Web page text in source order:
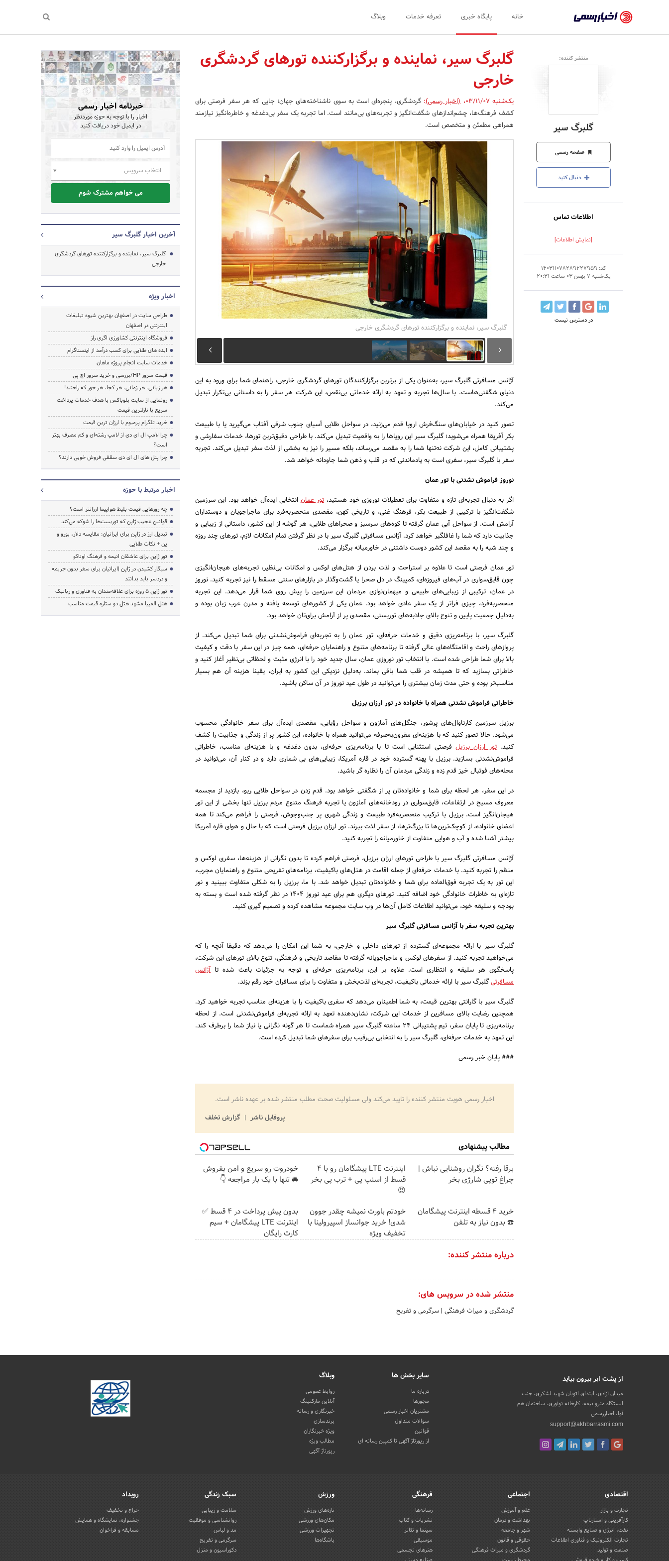
رسمی
-
اخبار
شرکت‌ها،
سازمان‌ها
و
روابط
عمومی‌ها
خانه پایگاه خبری تعرفه خدمات وبلاگ
منتشر کننده:
گلبرگ سیر
صفحه رسمی
دنبال کنید
اطلاعات تماس
[نمایش اطلاعات]
کد: 140311078289227959
یک‌شنبه 7 بهمن 03 ساعت 20:31
در دسترس نیست
گلبرگ سیر، نماینده و برگزارکننده تورهای گردشگری
خارجی
یک‌شنبه 03/11/07 ،(اخبار رسمی):گردشگری، پنجره‌ای است به سوی ناشناخته‌های جهان؛ جایی که هر سفر فرصتی برای
کشف فرهنگ‌ها، چشم‌اندازهای شگفت‌انگیز و تجربه‌های بی‌مانند است. اما تجربه یک سفر بی‌دغدغه و خاطره‌انگیز نیازمند
همراهی مطمئن و متخصص است.
گلبرگ سیر، نماینده و برگزارکننده تورهای گردشگری خارجی
آژانس مسافرتی گلبرگ سیر، به‌عنوان یکی از برترین برگزارکنندگان تورهای گردشگری خارجی، راهنمای شما برای ورود به این
دنیای شگفتی‌هاست. با سال‌ها تجربه و تعهد به ارائه خدماتی بی‌نقص، این شرکت هر سفر را به داستانی بی‌تکرار تبدیل
می‌کند.
تصور کنید در خیابان‌های سنگ‌فرش اروپا قدم می‌زنید، در سواحل طلایی آسیای جنوب شرقی آفتاب می‌گیرید یا با طبیعت
بکر آفریقا همراه می‌شوید؛ گلبرگ سیر این رویاها را به واقعیت تبدیل می‌کند. با طراحی دقیق‌ترین تورها، خدمات سفارشی و
پشتیبانی کامل، این شرکت نه‌تنها شما را به مقصد می‌رساند، بلکه مسیر را نیز به بخشی از لذت سفر تبدیل می‌کند. تجربه
سفر با گلبرگ سیر، سفری است به یادماندنی که در قلب و ذهن شما جاودانه خواهد شد.
نوروز فراموش نشدنی با تور عمان
اگر به دنبال تجربه‌ای تازه و متفاوت برای تعطیلات نوروزی خود هستید،تور عمانانتخابی ایده‌آل خواهد بود. این سرزمین
شگفت‌انگیز با ترکیبی از طبیعت بکر، فرهنگ غنی، و تاریخی کهن، مقصدی منحصر‌به‌فرد برای ماجراجویان و دوستداران
آرامش است. از سواحل آبی عمان گرفته تا کوه‌های سرسبز و صحراهای طلایی، هر گوشه از این کشور، داستانی از زیبایی و
جذابیت دارد که شما را غافلگیر خواهد کرد. آژانس مسافرتی گلبرگ سیر با در نظر گرفتن تمام امکانات لازم، تورهای چند روزه
و چند شبه را به مقصد این کشور دوست داشتنی در خاورمیانه برگزار می‌کند.
تور عمان فرصتی است تا علاوه بر استراحت و لذت بردن از هتل‌های لوکس و امکانات بی‌نظیر، تجربه‌های هیجان‌انگیزی
چون قایق‌سواری در آب‌های فیروزه‌ای، کمپینگ در دل صحرا یا گشت‌وگذار در بازارهای سنتی مسقط را نیز تجربه کنید. نوروز
در عمان، ترکیبی از زیبایی‌های طبیعی و میهمان‌نوازی مردمان این سرزمین را پیش روی شما قرار می‌دهد. این تجربه
منحصربه‌فرد، چیزی فراتر از یک سفر عادی خواهد بود. عمان یکی از کشورهای توسعه یافته و مدرن عرب زبان بوده و
به‌دلیل جمعیت پایین و تنوع بالای جاذبه‌های توریستی، مقصدی پر از آرامش برای‌تان خواهد بود.
گلبرگ سیر، با برنامه‌ریزی دقیق و خدمات حرفه‌ای، تور عمان را به تجربه‌ای فراموش‌نشدنی برای شما تبدیل می‌کند. از
پروازهای راحت و اقامتگاه‌های عالی گرفته تا برنامه‌های متنوع و راهنمایان حرفه‌ای، همه چیز در این سفر با دقت و کیفیت
بالا برای شما طراحی شده است. با انتخاب تور نوروزی عمان، سال جدید خود را با انرژی مثبت و لحظاتی بی‌نظیر آغاز کنید و
خاطراتی بسازید که تا همیشه در قلب شما باقی بماند. به‌دلیل نزدیکی این کشور به ایران، یقینا هزینه آن هم بسیار
مناسب‌تر بوده و حتی مدت زمان بیشتری را می‌توانید در طول عید نوروز در آن ساکن باشید.
خاطراتی فراموش نشدنی همراه با خانواده در تور ارزان برزیل
برزیل سرزمین کارناوال‌های پرشور، جنگل‌های آمازون و سواحل رؤیایی، مقصدی ایده‌آل برای سفر خانوادگی محسوب
می‌شود. حالا تصور کنید که با هزینه‌ای مقرون‌به‌صرفه می‌توانید همراه با خانواده، این کشور پر از زندگی و جذابیت را کشف
کنید.تور ارزان برزیل فرصتی استثنایی است تا با برنامه‌ریزی حرفه‌ای، بدون دغدغه و با هزینه‌ای مناسب، خاطراتی
فراموش‌نشدنی بسازید. برزیل با پهنه گسترده خود در قاره آمریکا، زیبایی‌های بی شماری دارد و در کنار آن، می‌توانید در
محله‌های فوتبال خیز قدم زده و زندگی مردمان آن را نظاره گر باشید.
در این سفر، هر لحظه برای شما و خانواده‌تان پر از شگفتی خواهد بود. قدم زدن در سواحل طلایی ریو، بازدید از مجسمه
معروف مسیح در ارتفاعات، قایق‌سواری در رودخانه‌های آمازون یا تجربه فرهنگ متنوع مردم برزیل تنها بخشی از این تور
هیجان‌انگیز است. برزیل با ترکیب منحصربه‌فرد طبیعت و زندگی شهری پر جنب‌وجوش، فرصتی را فراهم می‌کند تا همه
اعضای خانواده، از کوچک‌ترین‌ها تا بزرگ‌ترها، از سفر لذت ببرند. تور ارزان برزیل فرصتی است که با حال و هوای قاره آمریکا
بیشتر آشنا شده و آب و هوایی متفاوت از خاورمیانه را تجربه کنید.
آژانس مسافرتی گلبرگ سیر با طراحی تورهای ارزان برزیل، فرصتی فراهم کرده تا بدون نگرانی از هزینه‌ها، سفری لوکس و
منظم را تجربه کنید. با خدمات حرفه‌ای از جمله اقامت در هتل‌های باکیفیت، برنامه‌های تفریحی متنوع و راهنمایان مجرب،
این تور به یک تجربه فوق‌العاده برای شما و خانواده‌تان تبدیل خواهد شد. با ما، برزیل را به شکلی متفاوت ببینید و نور
تازه‌ای به خاطرات خانوادگی خود اضافه کنید. تورهای دیگری هم برای عید نوروز ۱۴۰۴ در نظر گرفته شده است و بسته به
بودجه و سلیقه خود، می‌توانید اطلاعات کامل آن‌ها در وب سایت مجموعه مشاهده کرده و تصمیم گیری کنید.
بهترین تجربه سفر با آژانس مسافرتی گلبرگ سیر
گلبرگ سیر با ارائه مجموعه‌ای گسترده از تورهای داخلی و خارجی، به شما این امکان را می‌دهد که دقیقا آنچه را که
می‌خواهید تجربه کنید. از سفرهای لوکس و ماجراجویانه گرفته تا مقاصد تاریخی و فرهنگی، تنوع بالای تورهای این شرکت،
پاسخگوی هر سلیقه و انتظاری است. علاوه بر این، برنامه‌ریزی حرفه‌ای و توجه به جزئیات باعث شده تا آژانس
مسافرتیگلبرگ سیر با ارائه خدماتی باکیفیت، تجربه‌ای لذت‌بخش و متفاوت را برای مسافران خود رقم بزند.
گلبرگ سیر با گارانتی بهترین قیمت، به شما اطمینان می‌دهد که سفری باکیفیت را با هزینه‌ای مناسب تجربه خواهید کرد.
همچنین رضایت بالای مسافرین از خدمات این شرکت، نشان‌دهنده تعهد به ارائه تجربه‌ای فراموش‌نشدنی است. از لحظه
برنامه‌ریزی تا پایان سفر، تیم پشتیبانی ۲۴ ساعته گلبرگ سیر همراه شماست تا هر گونه نگرانی یا نیاز شما را برطرف کند.
این تعهد به خدمات حرفه‌ای، گلبرگ سیر را به انتخابی بی‌رقیب برای سفرهای شما تبدیل کرده است.
### پایان خبر رسمی
اخبار رسمی هویت منتشر کننده را تایید می‌کند ولی مسئولیت صحت مطلب منتشر شده بر عهده ناشر است.
پروفایل ناشر
گزارش تخلف
مطالب پیشنهادی
برقا رفته؟ نگران روشنایی نباش |
چراغ توپی شارژی بخر
اینترنت LTE پیشگامان رو با 4
قسط از اسنپ پی + ترب پی بخر
😍
خودروت رو سریع و امن بفروش
🚘 تنها با یک بار مراجعه 👇
خرید 4 قسطه اینترنت پیشگامان
☎️ بدون نیاز به تلفن
خودتم باورت نمیشه چقدر جوون
شدی! خرید جوانساز اسپیرولینا با
تخفیف ویژه
بدون پیش پرداخت در 4 قسط ✅
اینترنت LTE پیشگامان + سیم
کارت رایگان
درباره منتشر کننده:
منتشر شده در سرویس های:
گردشگری و میراث فرهنگی | سرگرمی و تفریح
خبرنامه اخبار رسمی
اخبار را با توجه به حوزه موردنظر
در ایمیل خود دریافت کنید
انتخاب سرویس
می خواهم مشترک شوم
آخرین اخبار گلبرگ سیر
گلبرگ سیر، نماینده و برگزارکننده تورهای گردشگری
خارجی
اخبار ویژه
طراحی سایت در اصفهان بهترین شیوه تبلیغات
اینترنتی در اصفهان
فروشگاه اینترنتی کشاورزی اگری راز
ایده های طلایی برای کسب درآمد از اینستاگرام
خدمات سایت انجام پروژه ماهان
قیمت سرور HP/بررسی و خرید سرور اچ پی
هر زبانی، هر زمانی، هر کجا، هر جور که راحتید!
رونمایی از سایت بلوباکس با هدف خدمات پرداخت
سریع با نازلترین قیمت
خرید تلگرام پرمیوم با ارزان ترین قیمت
چرا لامپ ال ای دی از لامپ رشته‌ای و کم مصرف بهتر
است؟
چرا پنل های ال ای دی سقفی فروش خوبی دارند؟
اخبار مرتبط با حوزه
چه روزهایی قیمت بلیط هواپیما ارزانتر است؟
قوانین عجیب ژاپن که توریست‌ها را شوکه می‌کند
تبدیل ارز در ژاپن برای ایرانیان: مقایسه دلار، یورو و
ین + نکات طلایی
تور ژاپن برای عاشقان انیمه و فرهنگ اوتاکو
سیگار کشیدن در ژاپن |ایرانیان برای سفر بدون جریمه
و دردسر باید بدانند
تور ژاپن ۵ روزه برای علاقه‌مندان به فناوری و رباتیک
هتل المپیا مشهد هتل دو ستاره قیمت مناسب
از پشت ابر بیرون بیاید
میدان آزادی، ابتدای اتوبان شهید لشکری، جنب
ایستگاه مترو بیمه، کارخانه نوآوری، ساختمان هم
آوا، اخباررسمی
support@akhbarrasmi.com
سایر بخش ها
درباره ما
مجوزها
مشتریان اخبار رسمی
سوالات متداول
قوانین
از رپورتاژ آگهی تا کمپین رسانه ای
وبلاگ
روابط عمومی
آنلاین مارکتینگ
خبرنگاری و رسانه
برندسازی
ویژه خبرنگاران
مطالب ویژه
رپورتاژ آگهی
اقتصادی
تجارت و بازار
کارآفرینی و استارتاپ
نفت، انرژی و صنایع وابسته
تجارت الکترونیک و فناوری اطلاعات
صنعت و تولید
اجتماعی
علم و آموزش
بهداشت و درمان
شهر و جامعه
حقوقی و قانون
گردشگری و میراث فرهنگی
فرهنگی
رسانه‌ها
نشریات و کتاب
سینما و تئاتر
موسیقی
هنرهای تجسمی
ورزش
تازه‌های ورزش
مکان‌های ورزشی
تجهیزات ورزشی
باشگاه‌ها
سبک زندگی
سلامت و زیبایی
روانشناسی و موفقیت
مد و لباس
سرگرمی و تفریح
دکوراسیون و منزل
رویداد
حراج و تخفیف
جشنواره، نمایشگاه و همایش
مسابقه و فراخوان